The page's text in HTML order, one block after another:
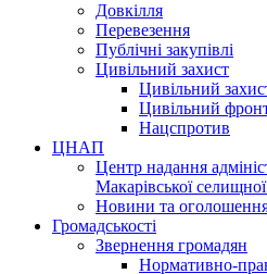
Довкілля
Перевезення
Публічні закупівлі
Цивільний захист
Цивільний
Цивільний
Нацспротив
ЦНАП
Центр надання
Макарівської
Новини та
Громадськості
Звернення громадян
Нормативно-